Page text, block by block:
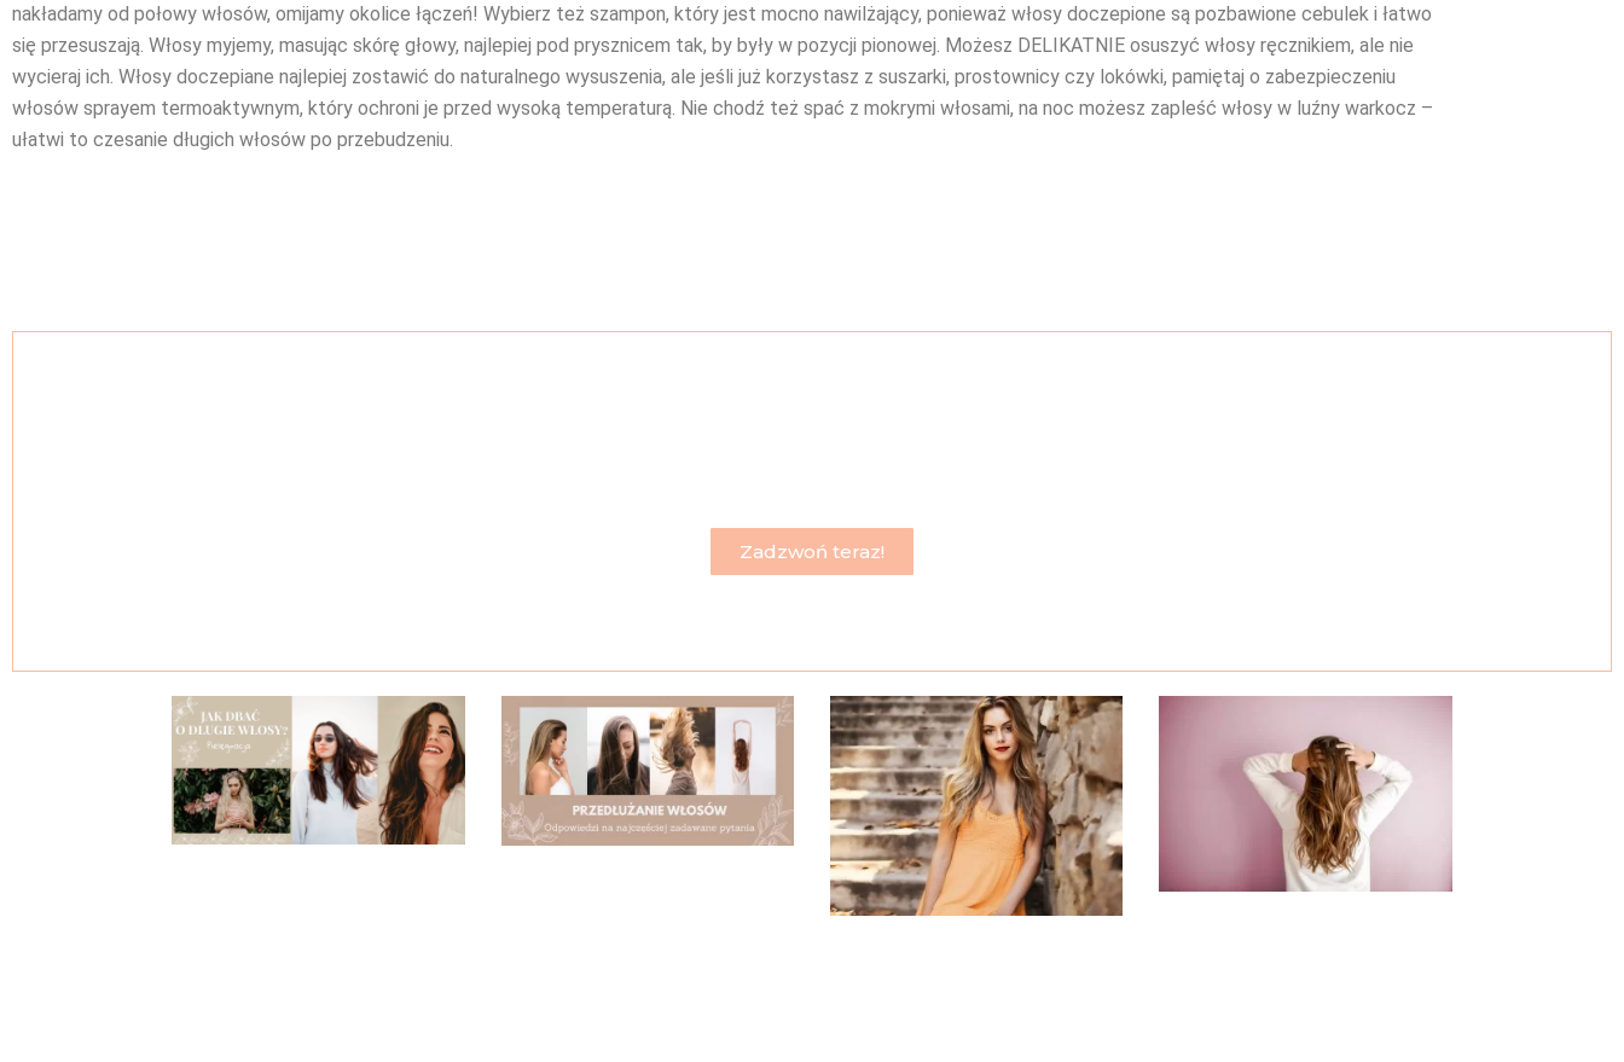
nakładamy od połowy włosów, omijamy okolice łączeń! Wybierz też szampon, który jest mocno nawilżający, ponieważ włosy doczepione są pozbawione cebulek i łatwo
się przesuszają. Włosy myjemy, masując skórę głowy, najlepiej pod prysznicem tak, by były w pozycji pionowej. Możesz DELIKATNIE osuszyć włosy ręcznikiem, ale nie
wycieraj ich. Włosy doczepiane najlepiej zostawić do naturalnego wysuszenia, ale jeśli już korzystasz z suszarki, prostownicy czy lokówki, pamiętaj o zabezpieczeniu
włosów sprayem termoaktywnym, który ochroni je przed wysoką temperaturą. Nie chodź też spać z mokrymi włosami, na noc możesz zapleść włosy w luźny warkocz –
ułatwi to czesanie długich włosów po przebudzeniu.
Zadzwoń teraz!